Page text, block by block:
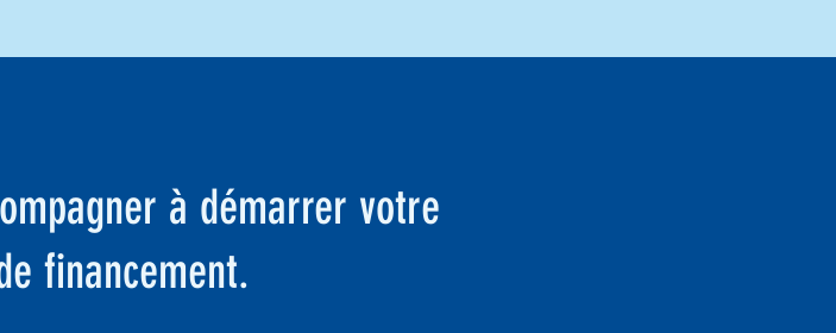
à démarrer votre
financement.